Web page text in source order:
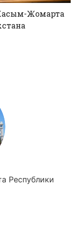
Жомарта
Республики